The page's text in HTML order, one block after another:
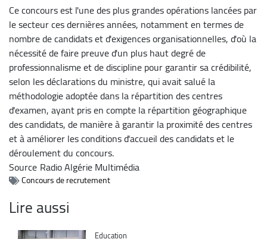
Ce concours est l'une des plus grandes opérations lancées par
le secteur ces dernières années, notamment en termes de
nombre de candidats et d'exigences organisationnelles, d'où la
nécessité de faire preuve d'un plus haut degré de
professionnalisme et de discipline pour garantir sa crédibilité,
selon les déclarations du ministre, qui avait salué la
méthodologie adoptée dans la répartition des centres
d'examen, ayant pris en compte la répartition géographique
des candidats, de manière à garantir la proximité des centres
et à améliorer les conditions d'accueil des candidats et le
déroulement du concours.
Source Radio Algérie Multimédia
Concours de recrutement
Lire aussi
Catégorie
Education